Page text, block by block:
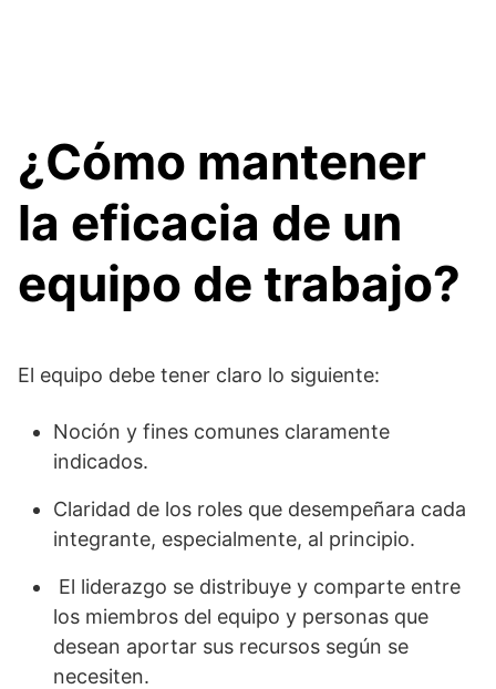
¿Cómo mantener
la eficacia de un
equipo de trabajo?
El equipo debe tener claro lo siguiente:
Noción y fines comunes claramente
indicados.
Claridad de los roles que desempeñara cada
integrante, especialmente, al principio.
­ El liderazgo se distribuye y comparte entre
los miembros del equipo y personas que
desean aportar sus recursos según se
necesiten.